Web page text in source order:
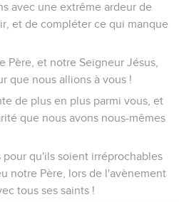
des moments, vous n'avez pas
écrive.
que le jour du Seigneur
la nuit.
Paix et sûreté ! alors une ruine
les douleurs de
femme enceinte, et ils
pas dans les ténèbres, pour
un voleur ;